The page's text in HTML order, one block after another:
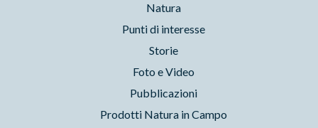
Natura
Punti di interesse
Storie
Foto e Video
Pubblicazioni
Prodotti Natura in Campo